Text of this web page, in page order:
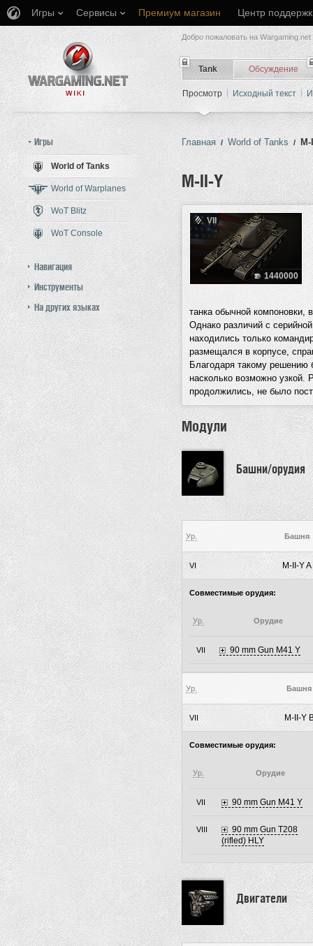
Игры Сервисы Премиум магазин Центр
Добро пожаловать на Wargaming.net
Tank Обсуждение
Просмотр Исходный текст
Игры
World of Tanks
World of Warplanes
WoT Blitz
WoT Console
Навигация
Инструменты
На других языках
Главная / World of Tanks /
M-II-Y
Перейти к:навигация,поиск
VII
1440000
танка обычной
Однако различий с
находились только
размещался в корпусе,
Благодаря такому решению
насколько возможно узкой.
продолжились, не было
Модули
Башни/орудия
Ур. Башня
VI M-II-Y A
Совместимые орудия:
Ур. Орудие
VII 90 mm Gun M41 Y
Ур. Башня
VII M-II-Y
Совместимые орудия:
Ур. Орудие
VII 90 mm Gun M41 Y
VIII
90 mm Gun T208
(rifled) HLY
Двигатели